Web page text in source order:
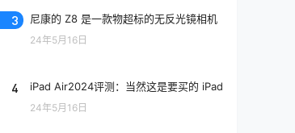
3 尼康的 Z8 是一款物超标的无反光镜相机
24年5月16日
4 iPad Air2024评测：当然这是要买的 iPad
24年5月16日